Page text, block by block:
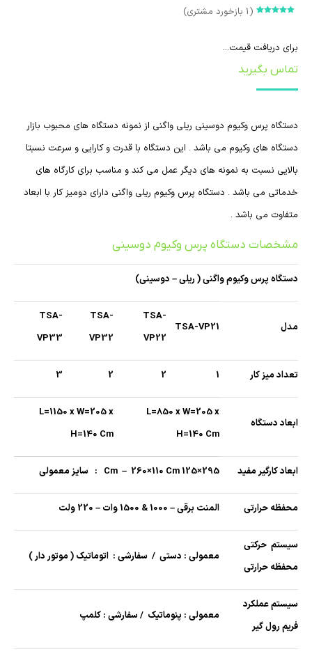
برای دریافت قیمت...
تماس بگیرید
مشتری
(
1 بازخورد مشتری)
دستگاه پرس وکیوم دوسینی ریلی واگنی از نمونه دستگاه های محبوب بازار
دستگاه های وکیوم می باشد . این دستگاه با قدرت و کارایی و سرعت نسبتا
بالایی نسبت به نمونه های دیگر عمل می کند و مناسب برای کارگاه های
خدماتی می باشد . دستگاه پرس وکیوم ریلی واگنی دارای دومیز کار با ابعاد
متفاوت می باشد .
مشخصات دستگاه پرس وکیوم دوسینی
دستگاه پرس وکیوم واگنی ( ریلی – دوسینی)
مدل TSA-VP21
TSA-
VP22
TSA-
VP32
TSA-
VP33
تعداد میز کار 1
2
2
3
ابعاد دستگاه
L=850 x W=205 x
H=140 Cm
L=1150 x W=205 x
H=140 Cm
ابعاد کارگیر مفید 295×125 Cm – 260×110 Cm : سایز معمولی
محفظه حرارتی المنت برقی – 1000 & 1500 وات – 220 ولت
سیستم حرکتی
محفظه حرارتی
معمولی : دستی / سفارشی : اتوماتیک ( موتور دار )
سیستم عملکرد
فریم رول گیر
معمولی : پنوماتیک / سفارشی : کلمپ